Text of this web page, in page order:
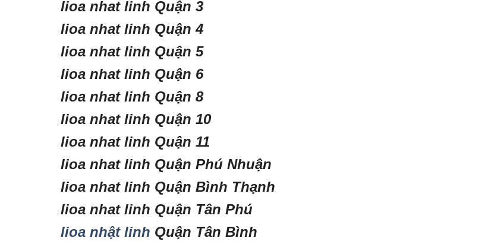
lioa nhat linh Quận 3
lioa nhat linh Quận 4
lioa nhat linh Quận 5
lioa nhat linh Quận 6
lioa nhat linh Quận 8
lioa nhat linh Quận 10
lioa nhat linh Quận 11
lioa nhat linh Quận Phú Nhuận
lioa nhat linh Quận Bình Thạnh
lioa nhat linh Quận Tân Phú
lioa nhật linh Quận Tân Bình